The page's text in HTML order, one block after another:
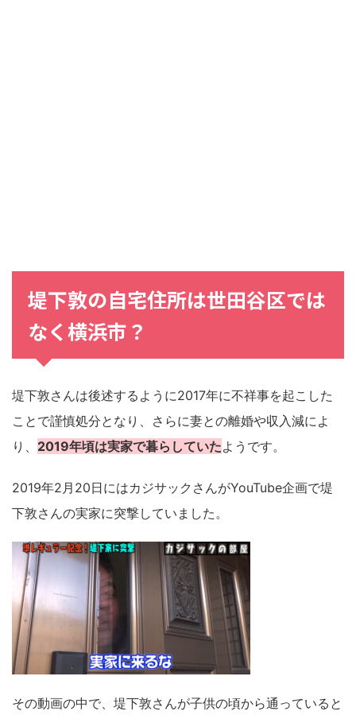
堤下敦の自宅住所は世田谷区では
なく横浜市？
堤下敦さんは後述するように2017年に不祥事を起こした
ことで謹慎処分となり、さらに妻との離婚や収入減によ
り、 2019年頃は実家で暮らしていたようです。
2019年2月20日にはカジサックさんがYouTube企画で堤
下敦さんの実家に突撃していました。
その動画の中で、堤下敦さんが子供の頃から通っていると